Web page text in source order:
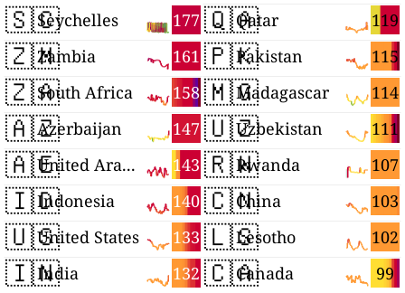
🇸🇨 177
Seychelles
🇿🇲 161
Zambia
🇿🇦 158
South Africa
🇦🇿 147
Azerbaijan
🇦🇪 143
United Arab Emirates
🇮🇩 140
Indonesia
🇺🇸 133
United States
🇮🇳 132
India
🇶🇦 119
Qatar
🇵🇰 115
Pakistan
🇲🇬 114
Madagascar
🇺🇿 111
Uzbekistan
🇷🇼 107
Rwanda
🇨🇳 103
China
🇱🇸 102
Lesotho
🇨🇦 99
Canada